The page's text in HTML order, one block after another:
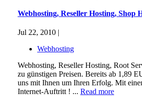
Webhosting, Reseller Hosting, Shop
Jul 22, 2010 |
Webhosting
Webhosting, Reseller Hosting, Root
zu günstigen Preisen. Bereits ab 1,89
uns mit Ihnen um Ihren Erfolg. Mit
Internet-Auftritt ! ... Read more